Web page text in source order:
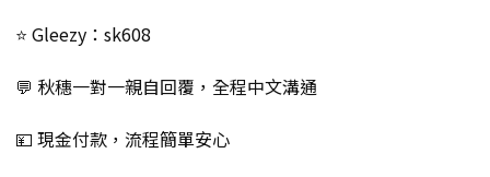
⭐️ Gleezy：sk608
💬 秋穗一對一親自回覆，全程中文溝通
💴 現金付款，流程簡單安心